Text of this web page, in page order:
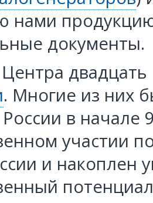
нами
документы.
. Многие из них
в начале
участии
и накоплен